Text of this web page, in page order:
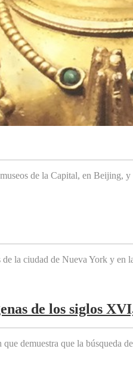
de la Capital, en Beijing,
la ciudad de Nueva York y en
de los siglos
demuestra que la búsqueda